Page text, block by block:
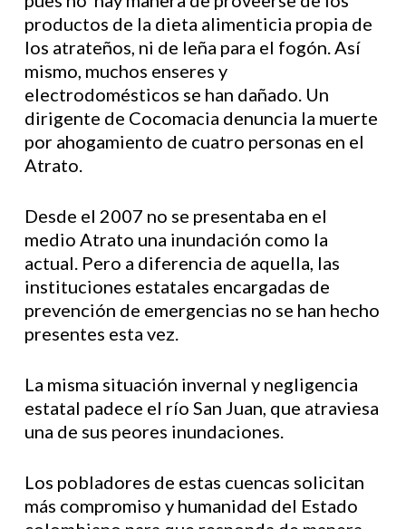
productos de la dieta alimenticia propia de
los atrateños, ni de leña para el fogón. Así
mismo, muchos enseres y
electrodomésticos se han dañado. Un
dirigente de Cocomacia denuncia la muerte
por ahogamiento de cuatro personas en el
Atrato.
Desde el 2007 no se presentaba en el
medio Atrato una inundación como la
actual. Pero a diferencia de aquella, las
instituciones estatales encargadas de
prevención de emergencias no se han hecho
presentes esta vez.
La misma situación invernal y negligencia
estatal padece el río San Juan, que atraviesa
una de sus peores inundaciones.
Los pobladores de estas cuencas solicitan
más compromiso y humanidad del Estado